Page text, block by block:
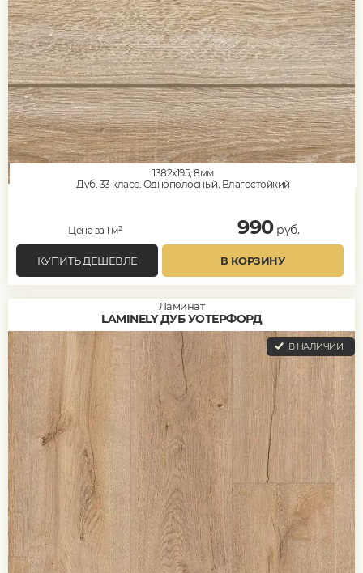
1382x195, 8мм
Дуб, 33 класс, Однополосный, Влагостойкий
Цена за 1 м² 990руб.
КУПИТЬ ДЕШЕВЛЕ В КОРЗИНУ
Ламинат
LAMINELY ДУБ УОТЕРФОРД
В НАЛИЧИИ